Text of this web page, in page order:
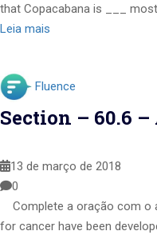
that Copacabana is ___
Leia mais
Fluence
Section – 60.6
13 de março de 2018
0
Complete a oração com o
for cancer have been